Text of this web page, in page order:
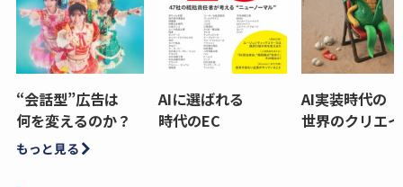
“会話型”広告は
何を変えるのか？
AIに選ばれる
時代のEC
AI実装時代の
世界のクリエ
もっと見る